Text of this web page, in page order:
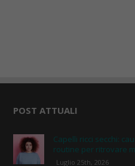
POST ATTUALI
Capelli ricci secchi:
routine per ritrovare
Luglio 25th, 2026